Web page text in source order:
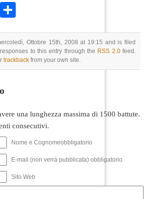
WhatsApp
Ottobre 15th, 2008 at 19:15 and is filed
to this entry through the RSS 2.0feed.
trackback from your own site.
una lunghezza massima di 1500 battute.
consecutivi.
Nome e Cognomeobbligatorio
E-mail (non verrà pubblicata) obbligatorio
Sito Web